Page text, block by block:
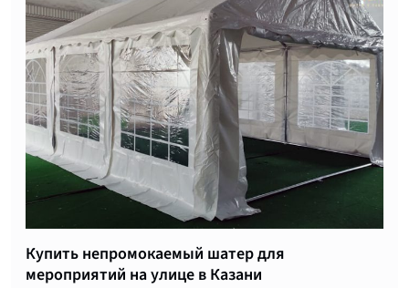
Купить непромокаемый шатер для
мероприятий на улице в Казани